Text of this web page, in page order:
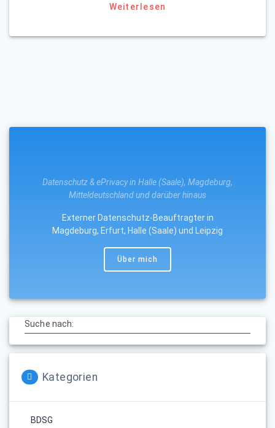
Weiterlesen
Datenschutz & ePrivacy in Halle (Saale), Magdeburg,
Mitteldeutschland und darüber hinaus
Externer Datenschutz-Beauftragter in
Magdeburg, Erfurt, Halle (Saale) und Leipzig
Über mich
Suche nach:
Kategorien
BDSG